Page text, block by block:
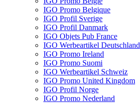
IGO Promo Belgique
IGO Profil Sverige
IGO Profil Danmark
IGO Objets Pub France
IGO Werbeartikel Deutschland
IGO Promo Ireland
IGO Promo Suomi
IGO Werbeartikel Schweiz
IGO Promo United Kingdom
IGO Profil Norge
IGO Promo Nederland